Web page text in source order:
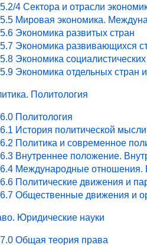
4 Сектора и отрасли
Мировая экономика.
Экономика развитых стран
Экономика развивающихся
Экономика
Экономика отдельных стран
Политология
Политология
История политической мысли
Политика и современное
Внутреннее положение.
Международные отношения.
Политические движения и
Общественные движения и
Юридические науки
Общая теория права